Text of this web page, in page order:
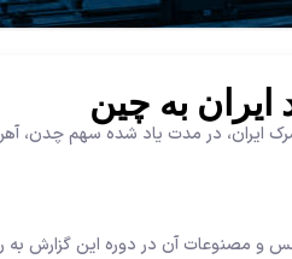
ایران، در مدت یاد شده سهم چدن،